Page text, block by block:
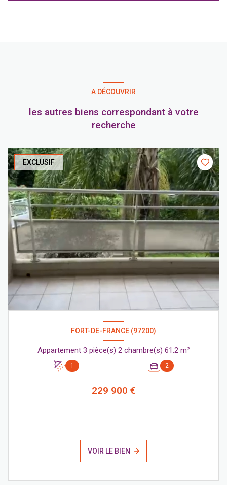
A DÉCOUVRIR
les autres biens correspondant à votre
recherche
EXCLUSIF
FORT-DE-FRANCE (97200)
Appartement 3 pièce(s) 2 chambre(s) 61.2 m²
1 2
229 900 €
VOIR LE BIEN